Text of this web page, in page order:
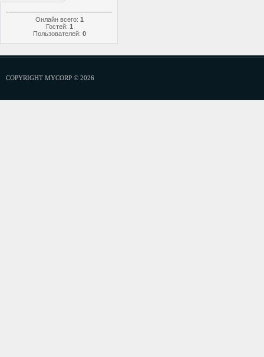
Онлайн всего: 1
Гостей: 1
Пользователей: 0
COPYRIGHT MYCORP © 2026